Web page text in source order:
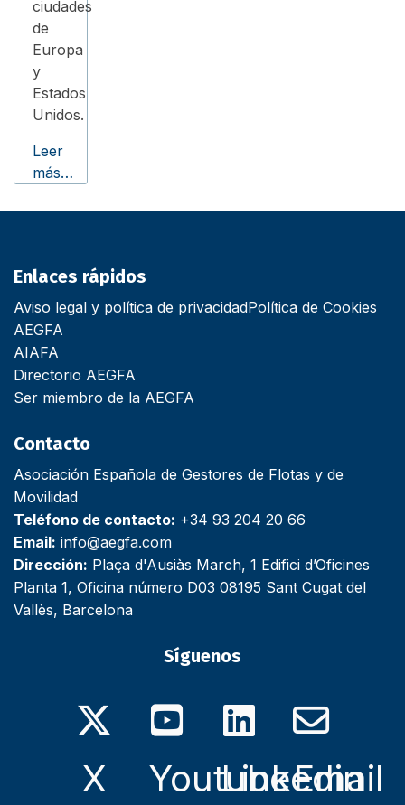
ciudades
de
Europa
y
Estados
Unidos.
Leer
más…
Enlaces rápidos
Aviso legal y política de privacidadPolítica de Cookies
AEGFA
AIAFA
Directorio AEGFA
Ser miembro de la AEGFA
Contacto
Asociación Española de Gestores de Flotas y de
Movilidad
Teléfono de contacto: +34 93 204 20 66
Email: info@aegfa.com
Dirección: Plaça d'Ausiàs March, 1 Edifici d’Oficines
Planta 1, Oficina número D03 08195 Sant Cugat del
Vallès, Barcelona
Síguenos
X YoutubeLinkedin
Email